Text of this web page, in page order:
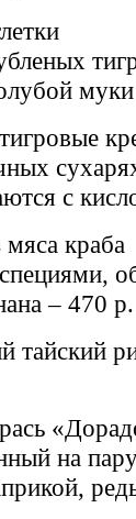
с
мяса краба
– 470 р.
тайский
на